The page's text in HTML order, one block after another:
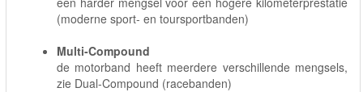
(moderne sport- en toursportbanden)
Multi-Compound
de motorband heeft meerdere verschillende mengsels,
zie Dual-Compound (racebanden)